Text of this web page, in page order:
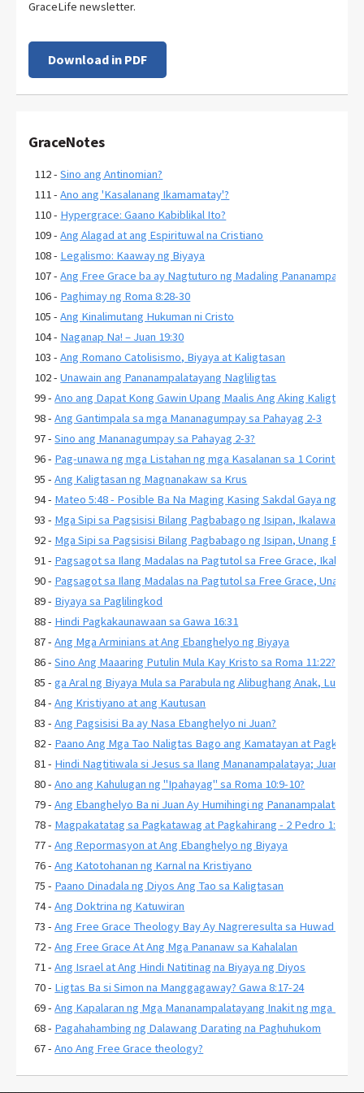
GraceLife newsletter.
Download in PDF
GraceNotes
112 -Sino ang Antinomian?
111 -Ano ang 'Kasalanang Ikamamatay'?
110 - Hypergrace: Gaano Kabiblikal Ito?
109 -Ang Alagad at ang Espirituwal na Cristiano
108 - Legalismo: Kaaway ng Biyaya
107 -Ang Free Grace ba ay Nagtuturo ng Madaling
106 - Paghimay ng Roma 8:28-30
105 -Ang Kinalimutang Hukuman ni Cristo
104 - Naganap Na! – Juan 19:30
103 -Ang Romano Catolisismo, Biyaya at Kaligtasan
102 -Unawain ang Pananampalatayang Nagliligtas
99 -Ano ang Dapat Kong Gawin Upang Maalis Ang Aking Kaligtasan?
98 -Ang Gantimpala sa mga Mananagumpay sa Pahayag 2-3
97 -Sino ang Mananagumpay sa Pahayag 2-3?
96 - Pag-unawa ng mga Listahan ng mga Kasalanan sa 1 Corinto
95 -Ang Kaligtasan ng Magnanakaw sa Krus
94 - Mateo 5:48 - Posible Ba Na Maging Kasing Sakdal Gaya ng
93 - Mga Sipi sa Pagsisisi Bilang Pagbabago ng Isipan, Ikalawang
92 - Mga Sipi sa Pagsisisi Bilang Pagbabago ng Isipan, Unang
91 - Pagsagot sa Ilang Madalas na Pagtutol sa Free Grace,
90 - Pagsagot sa Ilang Madalas na Pagtutol sa Free Grace, Unang
89 - Biyaya sa Paglilingkod
88 - Hindi Pagkakaunawaan sa Gawa 16:31
87 -Ang Mga Arminians at Ang Ebanghelyo ng Biyaya
86 -Sino Ang Maaaring Putulin Mula Kay Kristo sa Roma 11:22?
85 -ga Aral ng Biyaya Mula sa Parabula ng Alibughang Anak, Lukas
84 -Ang Kristiyano at ang Kautusan
83 -Ang Pagsisisi Ba ay Nasa Ebanghelyo ni Juan?
82 - Paano Ang Mga Tao Naligtas Bago ang Kamatayan at
81 - Hindi Nagtitiwala si Jesus sa Ilang Mananampalataya; Juan
80 -Ano ang Kahulugan ng "Ipahayag" sa Roma 10:9-10?
79 -Ang Ebanghelyo Ba ni Juan Ay Humihingi ng Pananampalataya
78 - Magpakatatag sa Pagkatawag at Pagkahirang - 2 Pedro 1:10-11
77 -Ang Repormasyon at Ang Ebanghelyo ng Biyaya
76 -Ang Katotohanan ng Karnal na Kristiyano
75 - Paano Dinadala ng Diyos Ang Tao sa Kaligtasan
74 -Ang Doktrina ng Katuwiran
73 -Ang Free Grace Theology Bay Ay Nagreresulta sa Huwad na
72 -Ang Free Grace At Ang Mga Pananaw sa Kahalalan
71 -Ang Israel at Ang Hindi Natitinag na Biyaya ng Diyos
70 - Ligtas Ba si Simon na Manggagaway? Gawa 8:17-24
69 -Ang Kapalaran ng Mga Mananampalatayang Inakit ng mga
68 - Pagahahambing ng Dalawang Darating na Paghuhukom
67 -Ano Ang Free Grace theology?
65 -Ang Pahayag 3:20 At Paghiling Kay Jesus na Pumasok sa Iyong